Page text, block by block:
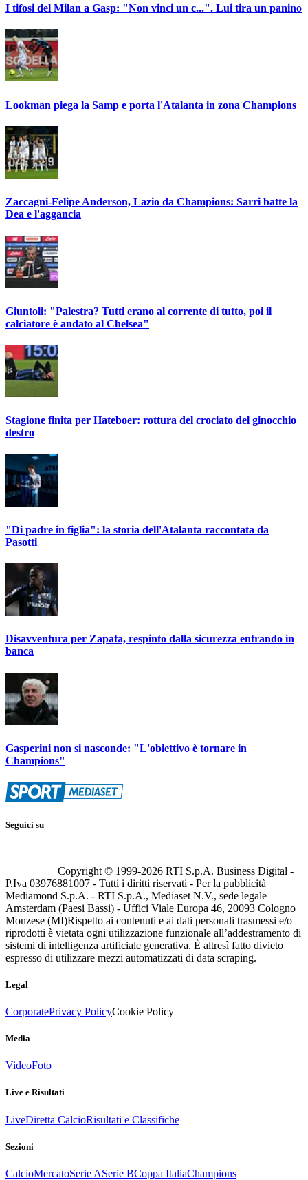
I tifosi del Milan a Gasp: "Non vinci un c...". Lui tira un panino
Lookman piega la Samp e porta l'Atalanta in zona Champions
Zaccagni-Felipe Anderson, Lazio da Champions: Sarri batte la
Dea e l'aggancia
Giuntoli: "Palestra? Tutti erano al corrente di tutto, poi il
calciatore è andato al Chelsea"
Stagione finita per Hateboer: rottura del crociato del ginocchio
destro
"Di padre in figlia": la storia dell'Atalanta raccontata da
Pasotti
Disavventura per Zapata, respinto dalla sicurezza entrando in
banca
Gasperini non si nasconde: "L'obiettivo è tornare in
Champions"
Seguici su
Copyright © 1999-2026 RTI S.p.A. Business Digital -
P.Iva 03976881007 - Tutti i diritti riservati - Per la pubblicità
Mediamond S.p.A. - RTI S.p.A., Mediaset N.V., sede legale
Amsterdam (Paesi Bassi) - Uffici Viale Europa 46, 20093 Cologno
Monzese (MI)Rispetto ai contenuti e ai dati personali trasmessi e/o
riprodotti è vietata ogni utilizzazione funzionale all’addestramento di
sistemi di intelligenza artificiale generativa. È altresì fatto divieto
espresso di utilizzare mezzi automatizzati di data scraping.
Legal
CorporatePrivacy PolicyCookie Policy
Media
VideoFoto
Live e Risultati
LiveDiretta CalcioRisultati e Classifiche
Sezioni
CalcioMercatoSerie ASerie BCoppa ItaliaChampions